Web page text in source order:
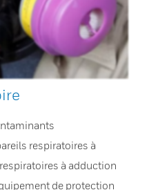
respiratoires à
à adduction
de protection